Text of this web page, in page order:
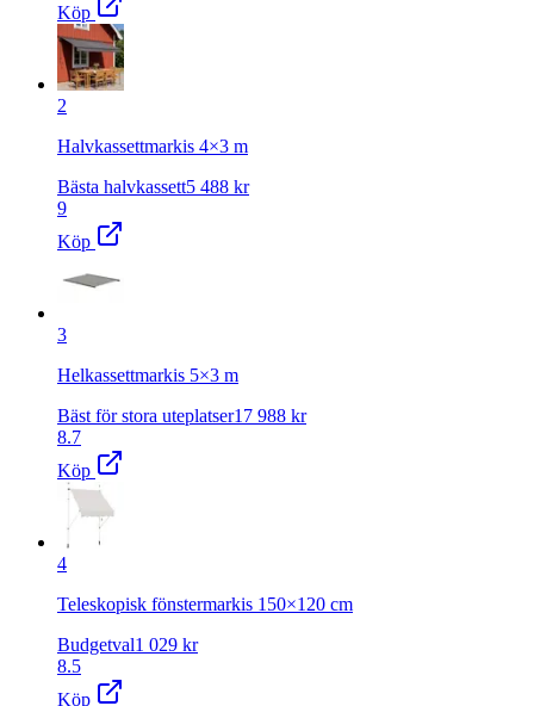
Köp
2
Halvkassettmarkis 4×3 m
Bästa halvkassett5 488 kr
9
Köp
3
Helkassettmarkis 5×3 m
Bäst för stora uteplatser17 988 kr
8.7
Köp
4
Teleskopisk fönstermarkis 150×120 cm
Budgetval1 029 kr
8.5
Köp